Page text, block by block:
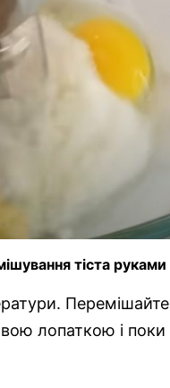
тіста руками
Перемішайте.
лопаткою і поки